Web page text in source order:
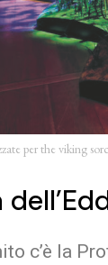
per the viking
c’è la